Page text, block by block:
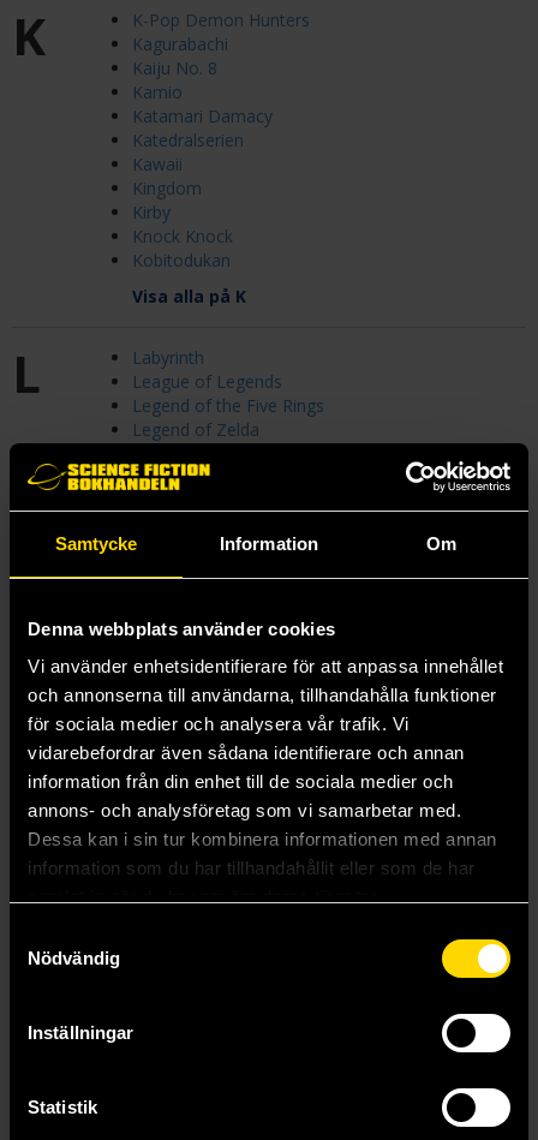
Samtycke Information Om
Denna webbplats använder cookies
Vi använder enhetsidentifierare för att anpassa innehållet
och annonserna till användarna, tillhandahålla funktioner
för sociala medier och analysera vår trafik. Vi
vidarebefordrar även sådana identifierare och annan
information från din enhet till de sociala medier och
annons- och analysföretag som vi samarbetar med.
Dessa kan i sin tur kombinera informationen med annan
information som du har tillhandahållit eller som de har
Nödvändig
Inställningar
Statistik
K
K-Pop Demon Hunters
Kagurabachi
Kaiju No. 8
Kamio
Katamari Damacy
Katedralserien
Kawaii
Kingdom
Kirby
Knock Knock
Kobitodukan
Visa alla på K
L
Labyrinth
League of Legends
Legend of the Five Rings
Legend of Zelda
Liaden Universe
Lord of the Rings
Lost
Visa alla på L
M
Magic the Gathering
Marvel
Mass Effect
Mega Man
Metabarons Universe
Metal Gear Solid
Metro
Metroid
Mobile Suit Gundam
N
Narnia